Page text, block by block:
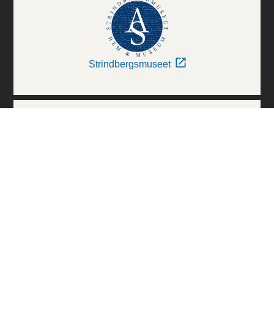
Strindbergsmuseet